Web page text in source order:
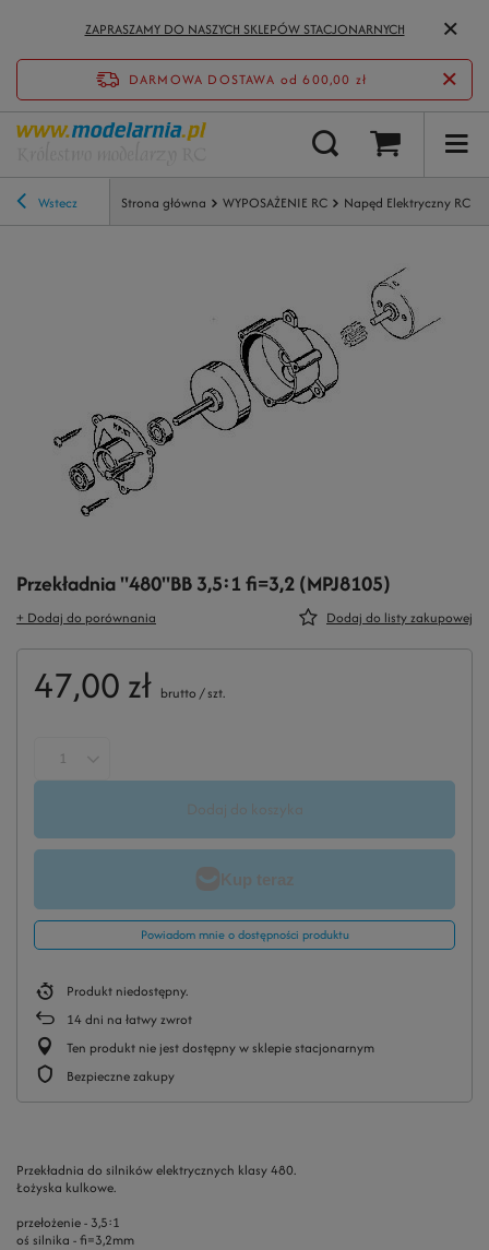
ZAPRASZAMY DO NASZYCH SKLEPÓW STACJONARNYCH
DARMOWA DOSTAWA od 600,00 zł
Wstecz Strona główna WYPOSAŻENIE RC Napęd Elektryczny RC
Przekładnia "480"BB 3,5:1 fi=3,2 (MPJ8105)
+ Dodaj do porównania Dodaj do listy zakupowej
47,00 zł brutto /szt.
Dodaj do koszyka
Powiadom mnie o dostępności produktu
Produkt niedostępny
14dni na łatwy zwrot
Ten produkt nie jest dostępny w sklepie stacjonarnym
Bezpieczne zakupy
Przekładnia do silników elektrycznych klasy 480.
Łożyska kulkowe.
przełożenie - 3,5:1
oś silnika - fi=3,2mm